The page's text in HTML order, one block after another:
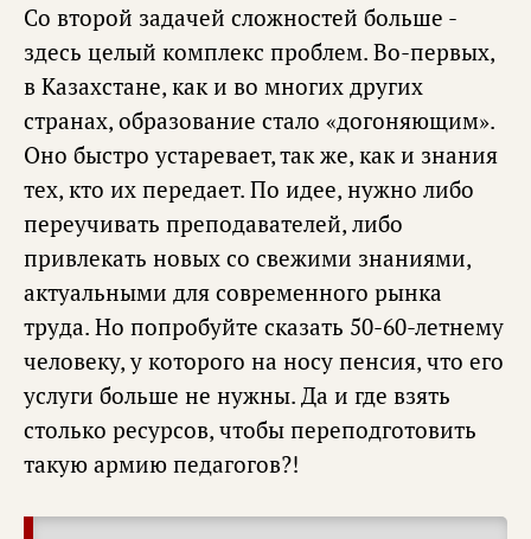
Со второй задачей сложностей больше -
здесь целый комплекс проблем. Во-первых,
в Казахстане, как и во многих других
странах, образование стало «догоняющим».
Оно быстро устаревает, так же, как и знания
тех, кто их передает. По идее, нужно либо
переучивать преподавателей, либо
привлекать новых со свежими знаниями,
актуальными для современного рынка
труда. Но попробуйте сказать 50-60-летнему
человеку, у которого на носу пенсия, что его
услуги больше не нужны. Да и где взять
столько ресурсов, чтобы переподготовить
такую армию педагогов?!